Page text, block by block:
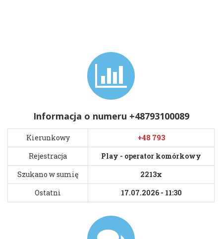
Informacja o numeru +48793100089
Kierunkowy
+48 793
Rejestracja
Play - operator komórkowy
Szukano w sumię
2213x
Ostatni
17.07.2026 - 11:30